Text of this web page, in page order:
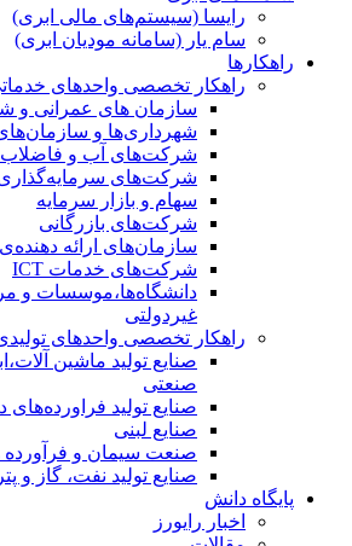
رایسا (سیستم‌های مالی ابری)
سام یار (سامانه مودیان ابری)
راهکارها
راهکار تخصصی واحدهای
سازمان های عمرانی و
شهرداری‌ها و سازمان‌های
شرکت‌های آب و فاضلاب
شرکت‌های سرمایه‌گذاری
سهام و بازار سرمایه
شرکت‌های بازرگانی
سازمان‌های ارائه
شرکت‌های خدمات ICT
دانشگاه‌ها،موسسات و
غیردولتی
راهکار تخصصی واحدهای
صنایع توليد ماشين
صنعتی
صنایع تولید فراورده‌های
صنایع لبنی
صنعت سیمان و فرآورده
صنایع تولید نفت، گاز و
پایگاه دانش
اخبار رایورز